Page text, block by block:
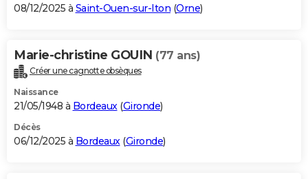
08/12/2025 à Saint-Ouen-sur-Iton (Orne)
Marie-christine GOUIN (77 ans)
Créer une cagnotte obsèques
Naissance
21/05/1948 à Bordeaux(Gironde)
Décès
06/12/2025 à Bordeaux(Gironde)